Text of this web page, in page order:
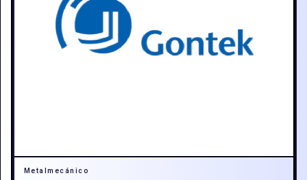
Metalmecánico